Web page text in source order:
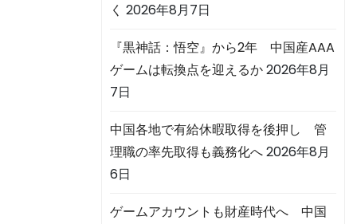
く 2026年8月7日
『黒神話：悟空』から2年 中国産AAA
ゲームは転換点を迎えるか2026年8月
7日
中国各地で有給休暇取得を後押し 管
理職の率先取得も義務化へ2026年8月
6日
ゲームアカウントも財産時代へ 中国